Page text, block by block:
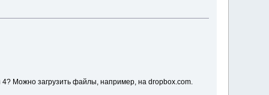
Можно загрузить файлы, например, на dropbox.com.